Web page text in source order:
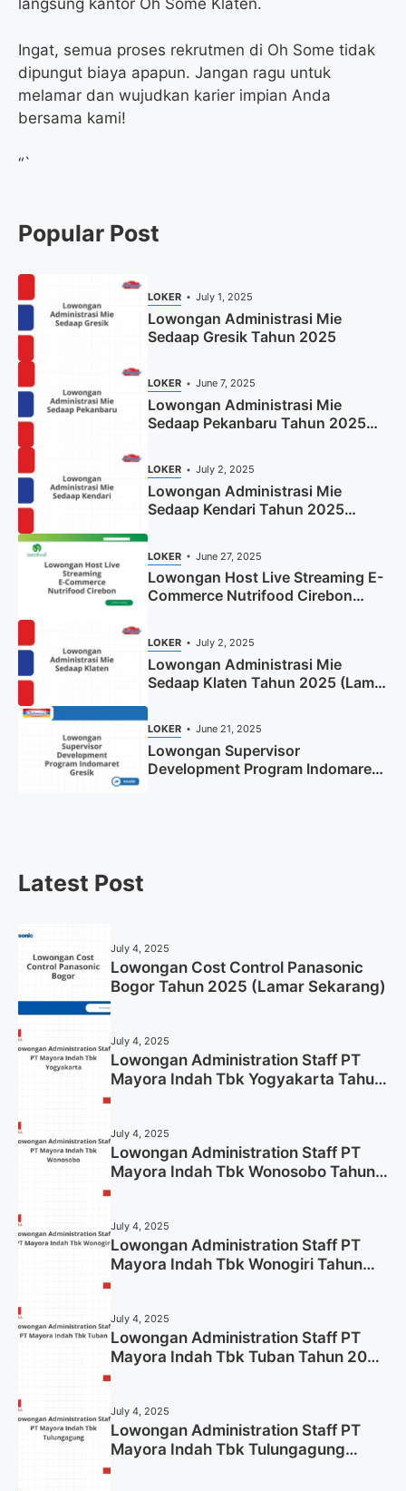
langsung kantor Oh Some Klaten.
Ingat, semua proses rekrutmen di Oh Some tidak
dipungut biaya apapun. Jangan ragu untuk
melamar dan wujudkan karier impian Anda
bersama kami!
“`
Popular Post
LOKER July 1, 2025
Lowongan Administrasi Mie
Sedaap Gresik Tahun 2025
LOKER June 7, 2025
Lowongan Administrasi Mie
Sedaap Pekanbaru Tahun 2025
LOKER July 2, 2025
Lowongan Administrasi Mie
Sedaap Kendari Tahun 2025
LOKER June 27, 2025
Lowongan Host Live Streaming E-
Commerce Nutrifood Cirebon
LOKER July 2, 2025
Lowongan Administrasi Mie
Sedaap Klaten Tahun 2025 (Lamar
LOKER June 21, 2025
Lowongan Supervisor
Development Program Indomaret
Latest Post
July 4, 2025
Lowongan Cost Control Panasonic
Bogor Tahun 2025 (Lamar Sekarang)
July 4, 2025
Lowongan Administration Staff PT
Mayora Indah Tbk Yogyakarta Tahun
July 4, 2025
Lowongan Administration Staff PT
Mayora Indah Tbk Wonosobo Tahun
July 4, 2025
Lowongan Administration Staff PT
Mayora Indah Tbk Wonogiri Tahun
July 4, 2025
Lowongan Administration Staff PT
Mayora Indah Tbk Tuban Tahun 2025
July 4, 2025
Lowongan Administration Staff PT
Mayora Indah Tbk Tulungagung